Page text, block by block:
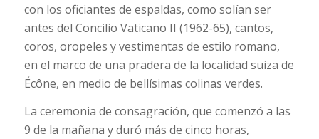
con los oficiantes de espaldas, como solían ser
antes del Concilio Vaticano II (1962-65), cantos,
coros, oropeles y vestimentas de estilo romano,
en el marco de una pradera de la localidad suiza de
Écône, en medio de bellísimas colinas verdes.
La ceremonia de consagración, que comenzó a las
9 de la mañana y duró más de cinco horas,